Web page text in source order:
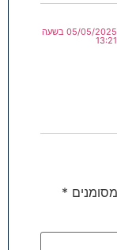
05/05/2025 בשעה
13:21
*